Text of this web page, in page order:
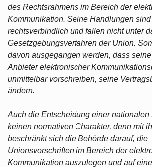
des Rechtsrahmens im Bereich der
Kommunikation. Seine Handlungen
rechtsverbindlich und fallen nicht unter
Gesetzgebungsverfahren der Union.
davon ausgegangen werden, dass
Anbieter elektronischer
unmittelbar vorschreiben, seine
ändern.
Auch die Entscheidung einer nationalen
keinen normativen Charakter, denn mit
beschränkt sich die Behörde darauf, die
Unionsvorschriften im Bereich der
Kommunikation auszulegen und auf